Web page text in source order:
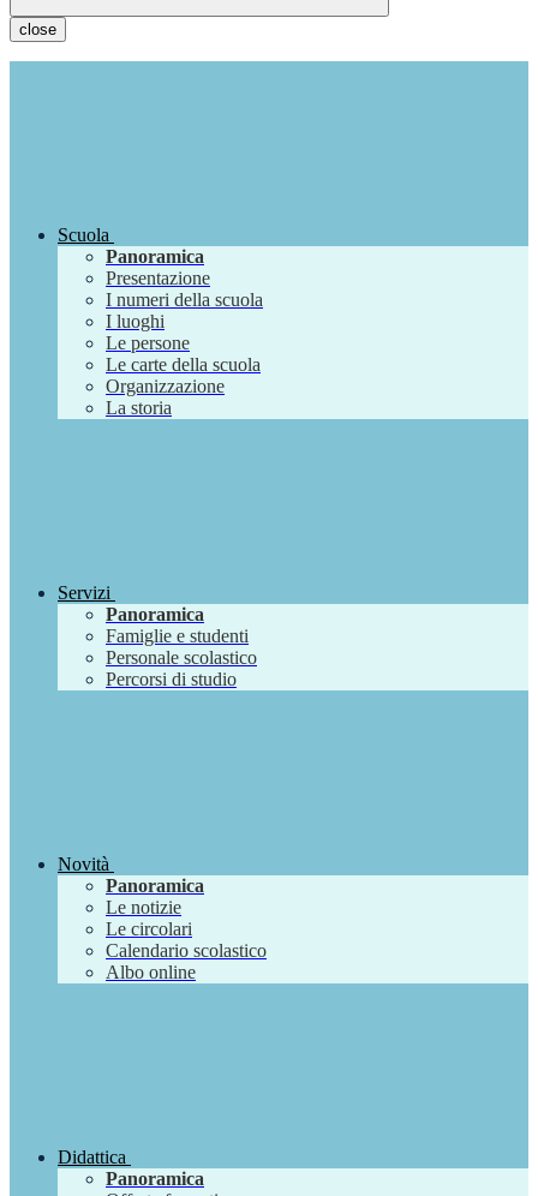
close
Scuola
Panoramica
Presentazione
I numeri della scuola
I luoghi
Le persone
Le carte della scuola
Organizzazione
La storia
Servizi
Panoramica
Famiglie e studenti
Personale scolastico
Percorsi di studio
Novità
Panoramica
Le notizie
Le circolari
Calendario scolastico
Albo online
Didattica
Panoramica